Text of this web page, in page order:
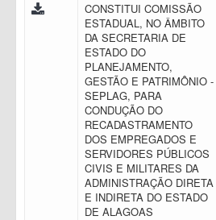
CONSTITUI COMISSÃO
ESTADUAL, NO ÂMBITO
DA SECRETARIA DE
ESTADO DO
PLANEJAMENTO,
GESTÃO E PATRIMÔNIO -
SEPLAG, PARA
CONDUÇÃO DO
RECADASTRAMENTO
DOS EMPREGADOS E
SERVIDORES PÚBLICOS
CIVIS E MILITARES DA
ADMINISTRAÇÃO DIRETA
E INDIRETA DO ESTADO
DE ALAGOAS